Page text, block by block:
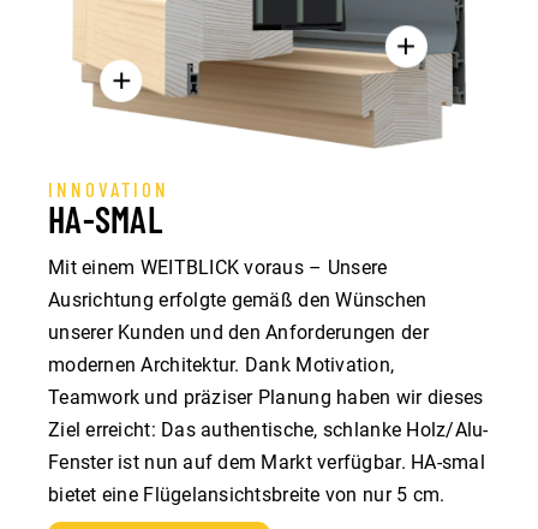
INNOVATION
HA-SMAL
Mit einem WEITBLICK voraus – Unsere
Ausrichtung erfolgte gemäß den Wünschen
unserer Kunden und den Anforderungen der
modernen Architektur. Dank Motivation,
Teamwork und präziser Planung haben wir dieses
Ziel erreicht: Das authentische, schlanke Holz/Alu-
Fenster ist nun auf dem Markt verfügbar. HA-smal
bietet eine Flügelansichtsbreite von nur 5 cm.